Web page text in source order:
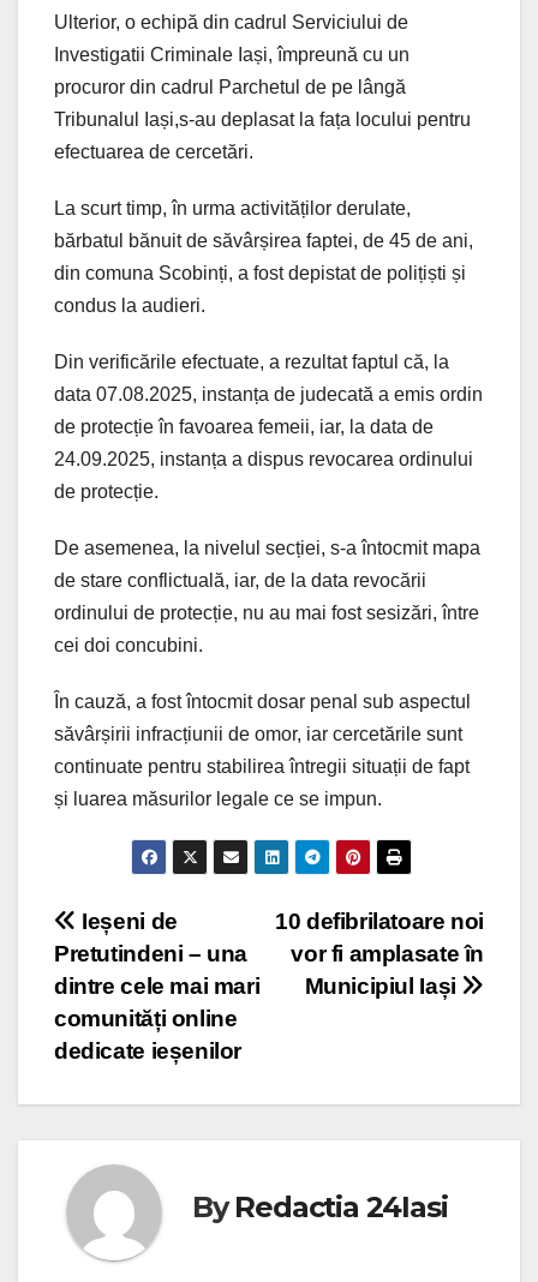
Ulterior, o echipă din cadrul Serviciului de
Investigatii Criminale Iași, împreună cu un
procuror din cadrul Parchetul de pe lângă
Tribunalul Iași,s-au deplasat la fața locului pentru
efectuarea de cercetări.
La scurt timp, în urma activităților derulate,
bărbatul bănuit de săvârșirea faptei, de 45 de ani,
din comuna Scobinți, a fost depistat de polițiști și
condus la audieri.
Din verificările efectuate, a rezultat faptul că, la
data 07.08.2025, instanța de judecată a emis ordin
de protecție în favoarea femeii, iar, la data de
24.09.2025, instanța a dispus revocarea ordinului
de protecție.
De asemenea, la nivelul secției, s-a întocmit mapa
de stare conflictuală, iar, de la data revocării
ordinului de protecție, nu au mai fost sesizări, între
cei doi concubini.
În cauză, a fost întocmit dosar penal sub aspectul
săvârșirii infracțiunii de omor, iar cercetările sunt
continuate pentru stabilirea întregii situații de fapt
și luarea măsurilor legale ce se impun.
Post
navigation
10 defibrilatoare noi
vor fi amplasate în
Municipiul Iași
Ieșeni de
Pretutindeni – una
dintre cele mai mari
comunități online
dedicate ieșenilor
ByRedactia 24Iasi